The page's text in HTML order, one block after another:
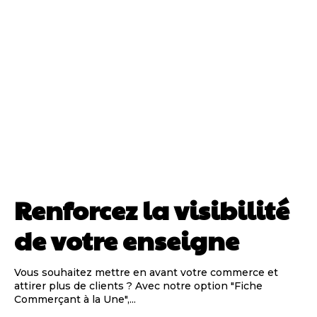
Renforcez la visibilité
de votre enseigne
Vous souhaitez mettre en avant votre commerce et
attirer plus de clients ? Avec notre option "Fiche
Commerçant à la Une",...